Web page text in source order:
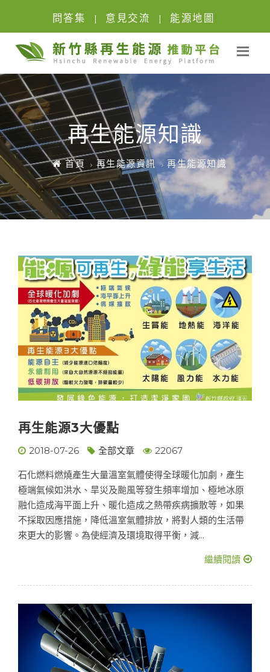
問答集 | 意見交流 | 能源地圖
再生能源知識
首頁 再生能源資訊 再生能源知識
再生能源3大優點
2018-07-26 全部文章 22067
石化燃料燃燒產生大量溫室氣體使得全球暖化加劇，產生
極端氣候如洪水、旱災及颱風等發生頻率增加、極地冰原
融化造成海平面上升、暖化造成之熱帶疾病擴散等，如果
不採取因應措施，降低溫室氣體排放，將對人類的生活帶
來更大的影響。為使經濟及環境取得平衡，減...
繼續閱讀